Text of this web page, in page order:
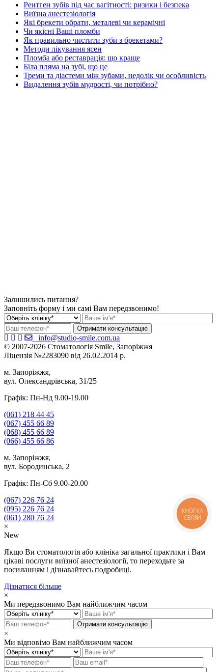
Рентген зубів під час вагітності: ризики і безпека
Виїзна анестезіологія
Які брекети обрати, металеві чи керамічні
Чи якісні Ваші пломби
Як правильно чистити зуби з брекетами?
Методи лікування ясен
Пломба або реставрація: що краще
Біла пляма на зубі, що це
Треми та діастеми між зубами, недолік чи особливість
Видалення зубів мудрості, чи потрібно?
Залишились питання?
Заповніть форму і ми самі Вам передзвонимо!
info@studio-smile.com.ua
© 2007-2026 Стоматологія Smile, Запоріжжя
Ліцензія №2283090 від 26.02.2014 р.
м. Запоріжжя,
вул. Олександрівська, 31/25
Графік: Пн-Нд 9.00-19.00
(061) 218 44 45
(067) 455 66 89
(068) 455 66 89
(066) 455 66 86
м. Запоріжжя,
вул. Бородинська, 2
Графік: Пн-Сб 9.00-20.00
(067) 226 76 24
(095) 226 76 24
(061) 280 76 24
×
New
Якщо Ви стоматологія або клініка загальної практики і Вам
цікаві послуги виїзної анестезіології, то переходьте за
посиланням і дізнавайтесь подробиці.
Дізнатися більше
×
Ми передзвонимо Вам найближчим часом
×
Ми відповімо Вам найближчим часом
КНОПКА
СВЯЗИ